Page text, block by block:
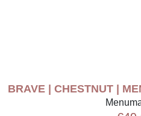
BRAVE | CHESTNUT |